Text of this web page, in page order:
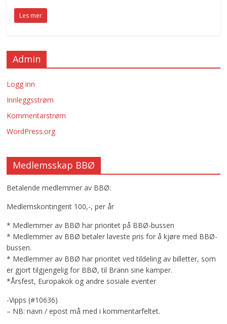
Les mer
Admin
Logg inn
Innleggsstrøm
Kommentarstrøm
WordPress.org
Medlemsskap BBØ
Betalende medlemmer av BBØ:
Medlemskontingent 100,-, per år
* Medlemmer av BBØ har prioritet på BBØ-bussen
* Medlemmer av BBØ betaler laveste pris for å kjøre med BBØ-
bussen.
* Medlemmer av BBØ har prioritet ved tildeling av billetter, som
er gjort tilgjengelig for BBØ, til Brann sine kamper.
*Årsfest, Europakok og andre sosiale eventer
-Vipps (#10636)
– NB: navn / epost må med i kommentarfeltet.